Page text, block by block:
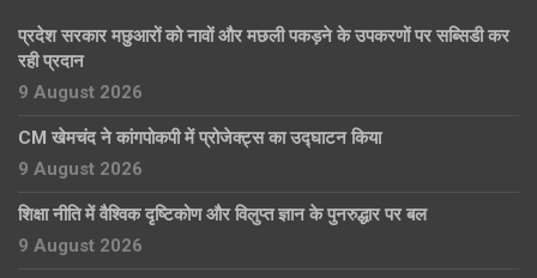
प्रदेश सरकार मछुआरों को नावों और मछली पकड़ने के उपकरणों पर सब्सिडी कर
रही प्रदान
9 August 2026
CM खेमचंद ने कांगपोकपी में प्रोजेक्ट्स का उद्घाटन किया
9 August 2026
शिक्षा नीति में वैश्विक दृष्टिकोण और विलुप्त ज्ञान के पुनरुद्धार पर बल
9 August 2026